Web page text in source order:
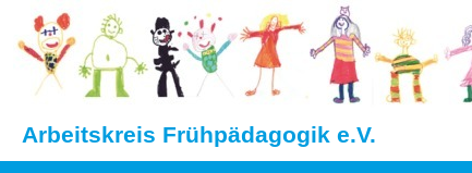
Arbeitskreis Frühpädagogik e.V.